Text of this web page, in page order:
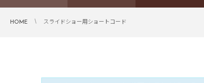
HOME スライドショー用ショートコード